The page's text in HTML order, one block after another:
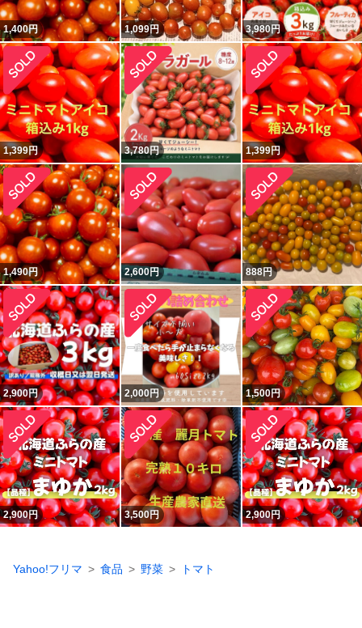
1,400円 1,099円 3,980円
1,399円 3,780円 1,399円
1,490円 2,600円 888円
2,900円 2,000円 1,500円
2,900円 3,500円 2,900円
Yahoo!フリマ 食品 野菜 トマト